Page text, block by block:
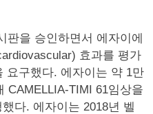
판을 승인하면서 에자이에
효과를 평가
요구했다. 에자이는 약 1만
CAMELLIA-TIMI 61임상을
다. 에자이는 2018년 벨